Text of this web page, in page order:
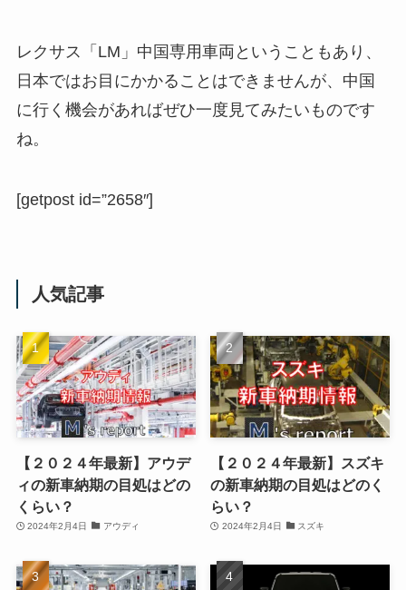
レクサス「LM」中国専用車両ということもあり、
日本ではお目にかかることはできませんが、中国
に行く機会があればぜひ一度見てみたいものです
ね。
[getpost id=”2658″]
人気記事
【２０２４年最新】アウデ
ィの新車納期の目処はどの
くらい？
2024年2月4日 アウディ
【２０２４年最新】スズキ
の新車納期の目処はどのく
らい？
2024年2月4日 スズキ